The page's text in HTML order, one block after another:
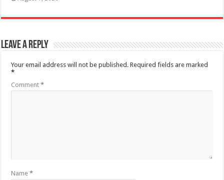
Leave a Reply
Your email address will not be published. Required fields are marked
*
Comment*
Name*